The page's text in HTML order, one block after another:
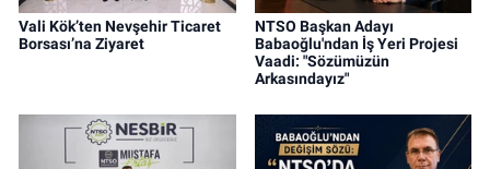
Vali Kök’ten Nevşehir Ticaret
Borsası’na Ziyaret
NTSO Başkan Adayı
Babaoğlu'ndan İş Yeri Projesi
Vaadi: "Sözümüzün
Arkasındayız"